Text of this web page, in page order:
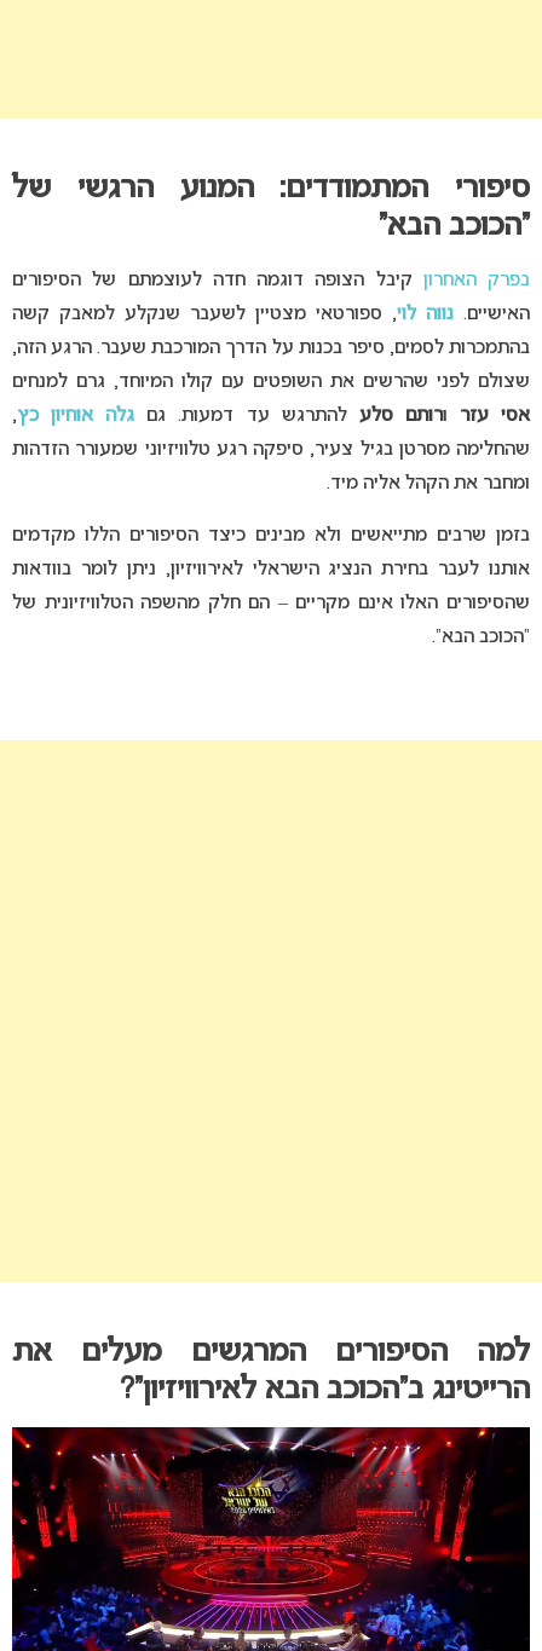
סיפורי המתמודדים: המנוע הרגשי של
“הכוכב הבא”
בפרק האחרון קיבל הצופה דוגמה חדה לעוצמתם של הסיפורים
האישיים. נווה לוי, ספורטאי מצטיין לשעבר שנקלע למאבק קשה
בהתמכרות לסמים, סיפר בכנות על הדרך המורכבת שעבר. הרגע הזה,
שצולם לפני שהרשים את השופטים עם קולו המיוחד, גרם למנחים
אסי עזר ורותם סלע להתרגש עד דמעות. גם גלה אוחיון כץ,
שהחלימה מסרטן בגיל צעיר, סיפקה רגע טלוויזיוני שמעורר הזדהות
ומחבר את הקהל אליה מיד.
בזמן שרבים מתייאשים ולא מבינים כיצד הסיפורים הללו מקדמים
אותנו לעבר בחירת הנציג הישראלי לאירוויזיון, ניתן לומר בוודאות
שהסיפורים האלו אינם מקריים – הם חלק מהשפה הטלוויזיונית של
“הכוכב הבא”.
למה הסיפורים המרגשים מעלים את
הרייטינג ב”הכוכב הבא לאירוויזיון”?